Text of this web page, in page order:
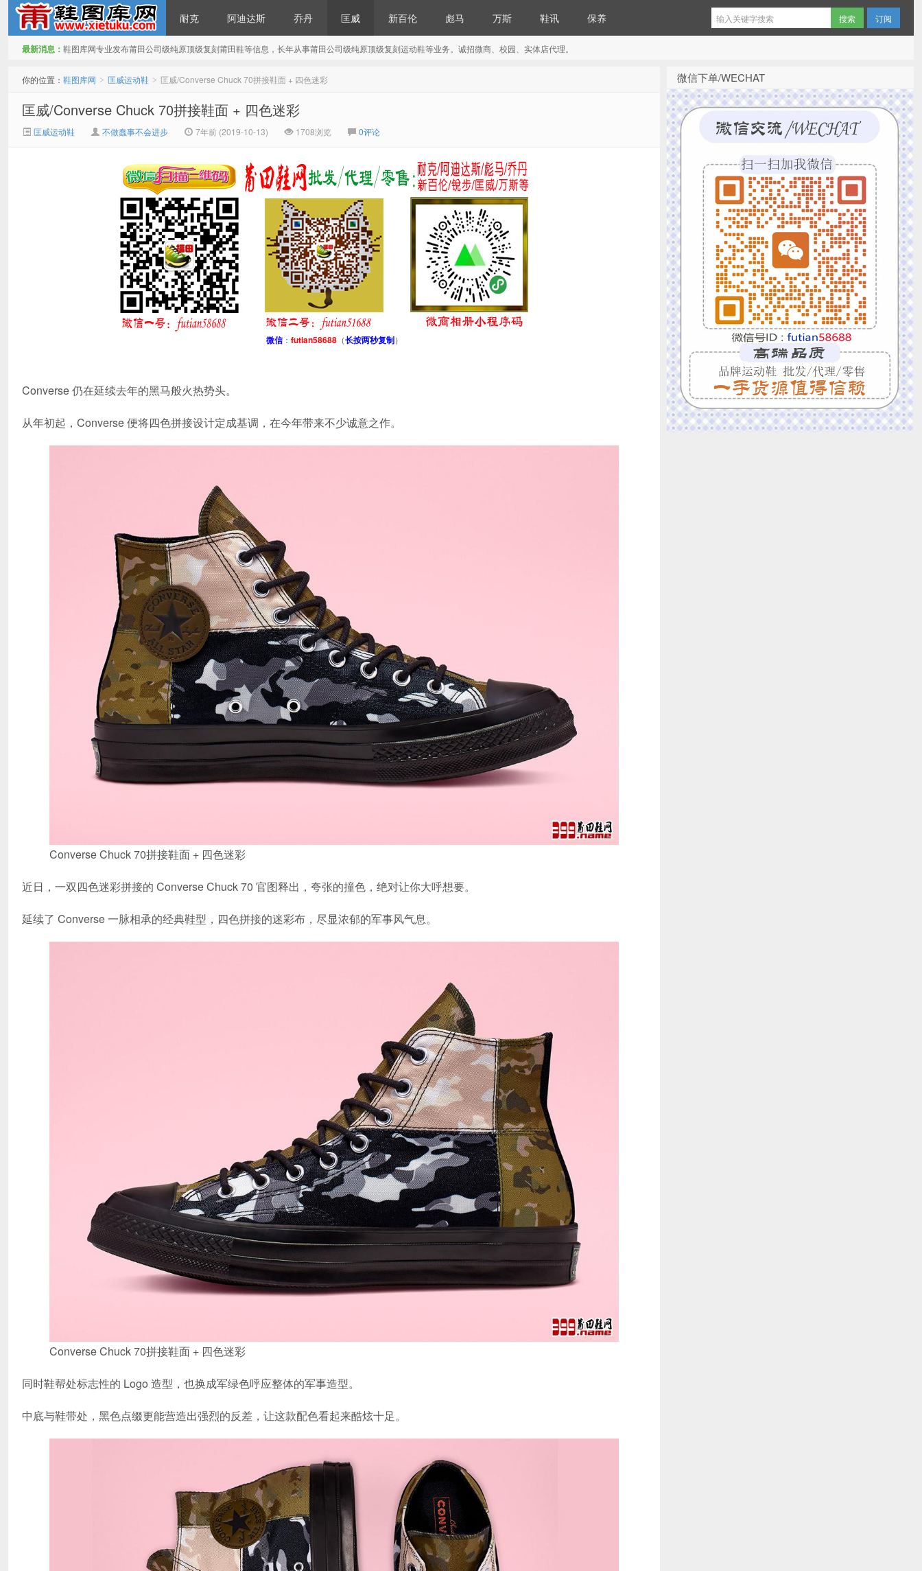
耐克 阿迪达斯 乔丹 匡威 新百伦 彪马 万斯 鞋讯 保养 订阅
最新消息： 鞋图库网专业发布莆田公司级纯原顶级复刻莆田鞋等信息，长年从事莆田公司级纯原顶级复刻运动鞋等业务。诚招微商、校园、实体店代理。
你的位置： 鞋图库网 > 匡威运动鞋 > 匡威/Converse Chuck 70拼接鞋面 + 四色迷彩
匡威/Converse Chuck 70拼接鞋面 + 四色迷彩
匡威运动鞋 不做蠢事不会进步 7年前 (2019-10-13) 1708浏览 0评论
微信： futian58688（长按两秒复制）
Converse 仍在延续去年的黑马般火热势头。
从年初起，Converse 便将四色拼接设计定成基调，在今年带来不少诚意之作。
Converse Chuck 70拼接鞋面 + 四色迷彩
近日，一双四色迷彩拼接的 Converse Chuck 70 官图释出，夸张的撞色，绝对让你大呼想要。
延续了 Converse 一脉相承的经典鞋型，四色拼接的迷彩布，尽显浓郁的军事风气息。
Converse Chuck 70拼接鞋面 + 四色迷彩
同时鞋帮处标志性的 Logo 造型，也换成军绿色呼应整体的军事造型。
中底与鞋带处，黑色点缀更能营造出强烈的反差，让这款配色看起来酷炫十足。
微信下单/WECHAT